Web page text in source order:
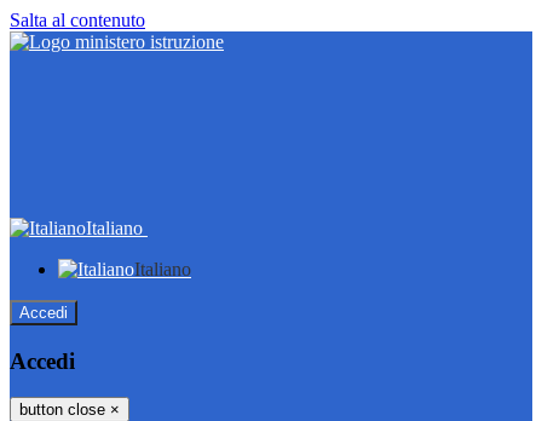
Salta al contenuto
Italiano
Italiano
Accedi
Accedi
button close ×